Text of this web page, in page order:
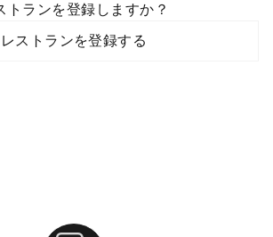
トランを登録しますか？
レストランを登録する